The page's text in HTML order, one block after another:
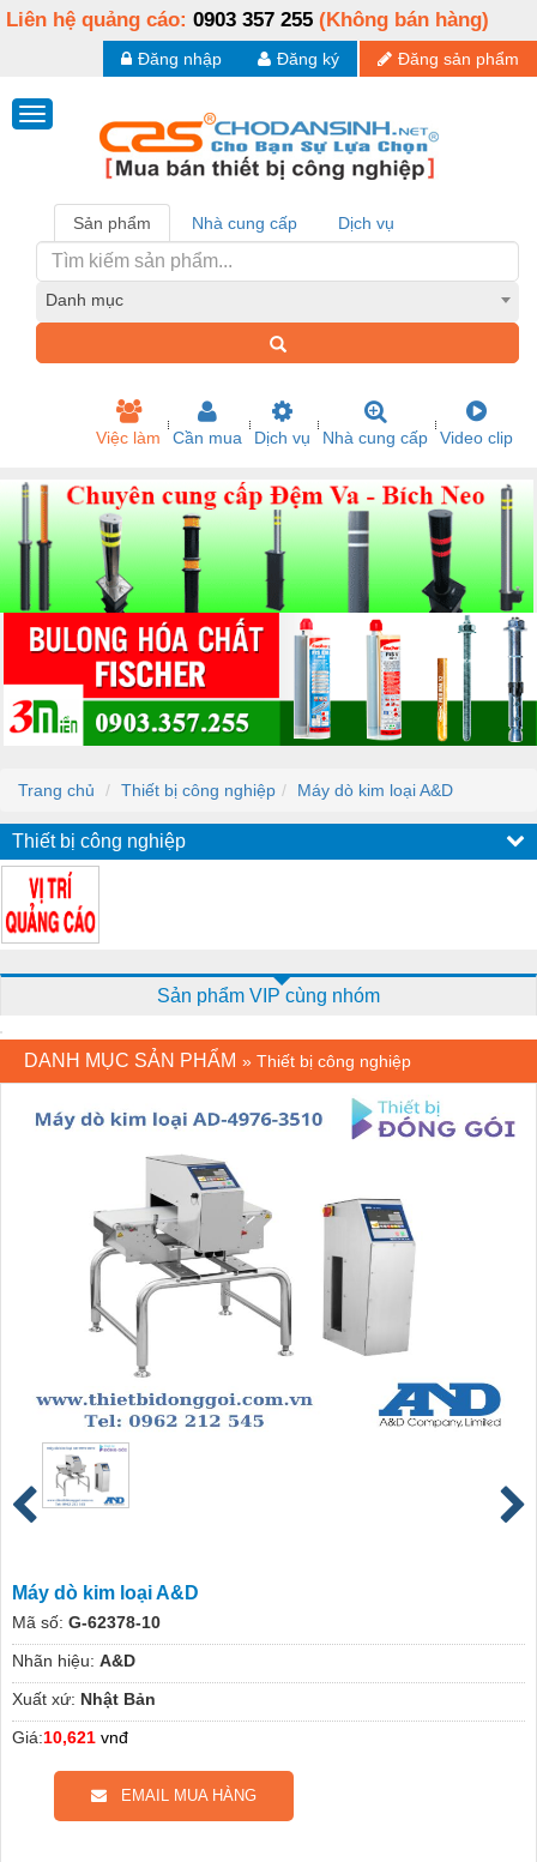
Liên hệ quảng cáo: 0903 357 255 (Không bán hàng)
Đăng sản phẩm
Đăng ký
Đăng nhập
Sản phẩm Nhà cung cấp Dịch vụ
Danh mục
Việc làm Cần mua Dịch vụ Nhà cung cấp Video clip
Trang chủ Thiết bị công nghiệp Máy dò kim loại A&D
Thiết bị công nghiệp
Sản phẩm VIP cùng nhóm
DANH MỤC SẢN PHẨM » Thiết bị công nghiệp
Máy dò kim loại A&D
Mã số: G-62378-10
Nhãn hiệu: A&D
Xuất xứ: Nhật Bản
Giá:10,621 vnđ
EMAIL MUA HÀNG